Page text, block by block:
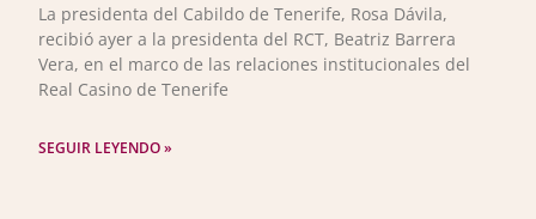
La presidenta del Cabildo de Tenerife, Rosa Dávila,
recibió ayer a la presidenta del RCT, Beatriz Barrera
Vera, en el marco de las relaciones institucionales del
Real Casino de Tenerife
SEGUIR LEYENDO »